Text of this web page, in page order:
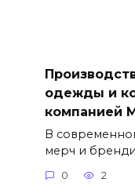
одежды и
компанией
В
мерч и
0 2